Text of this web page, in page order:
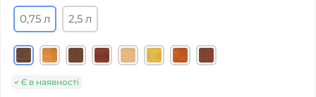
0,75 л 2,5 л
Є в наявності